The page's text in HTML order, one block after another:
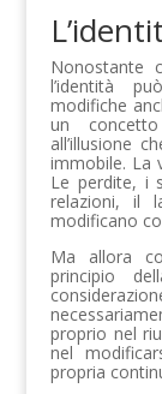
Nonostante
l’identità
modifiche
un
all’illusione
immobile. La
Le perdite, i
relazioni, il
modificano
Ma allora
principio
proprio nel
nel
propria